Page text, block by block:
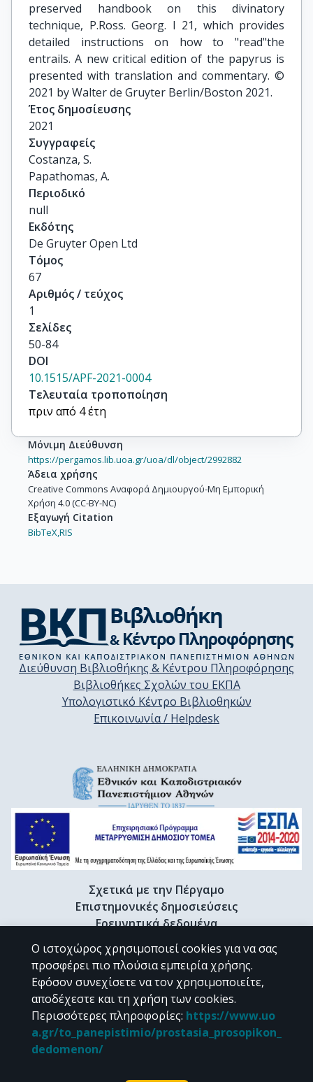
preserved handbook on this divinatory
technique, P.Ross. Georg. I 21, which provides
detailed instructions on how to "read"the
entrails. A new critical edition of the papyrus is
presented with translation and commentary. ©
2021 by Walter de Gruyter Berlin/Boston 2021.
Έτος δημοσίευσης
2021
Συγγραφείς
Costanza, S.
Papathomas, A.
Περιοδικό
null
Εκδότης
De Gruyter Open Ltd
Τόμος
67
Αριθμός / τεύχος
1
Σελίδες
50-84
DOI
10.1515/APF-2021-0004
Τελευταία τροποποίηση
πριν από 4 έτη
Μόνιμη Διεύθυνση
https://pergamos.lib.uoa.gr/uoa/dl/object/2992882
Άδεια χρήσης
Creative Commons Αναφορά Δημιουργού-Μη Εμπορική
Χρήση 4.0 (CC-BY-NC)
Εξαγωγή Citation
BibTeX,RIS
Διεύθυνση Βιβλιοθήκης & Κέντρου Πληροφόρησης
Βιβλιοθήκες Σχολών του ΕΚΠΑ
Υπολογιστικό Κέντρο Βιβλιοθηκών
Επικοινωνία / Helpdesk
Σχετικά με την Πέργαμο
Επιστημονικές δημοσιεύσεις
Ερευνητικά δεδομένα
Διδακτορικές διατριβές & Γκρίζα βιβλιογραφία
Προφίλ Ερευνητή
CC BY-NC 4.0
Εκτός αν αναφέρεται διαφορετικά, το υλικό της "Περγάμου" διατίθεται
Ο ιστοχώρος χρησιμοποιεί cookies για να σας
προσφέρει πιο πλούσια εμπειρία χρήσης.
Εφόσον συνεχίσετε να τον χρησιμοποιείτε,
αποδέχεστε και τη χρήση των cookies.
Περισσότερες πληροφορίες: https://www.uo
a.gr/to_panepistimio/prostasia_prosopikon_
dedomenon/